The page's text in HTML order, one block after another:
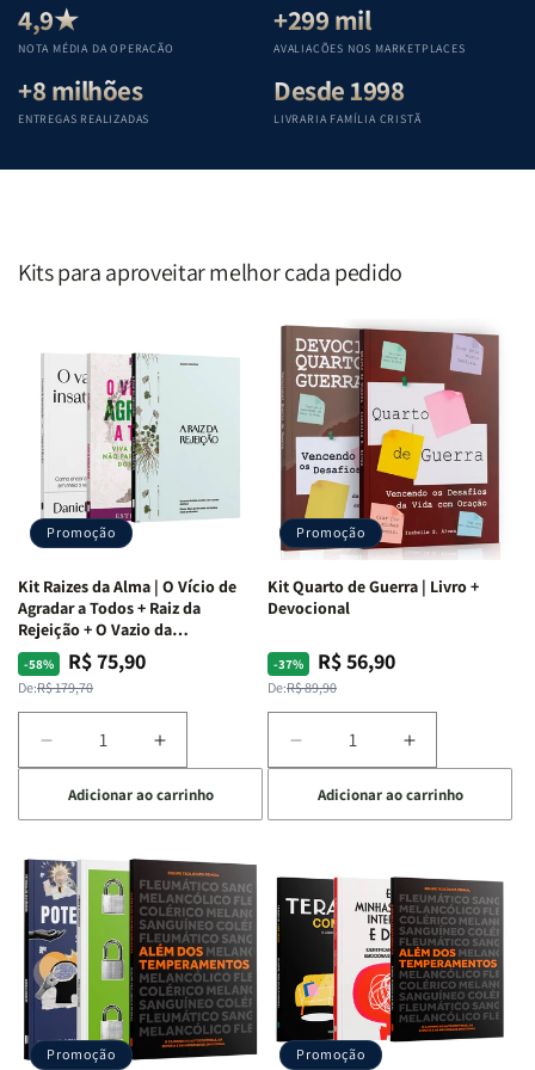
Teológica
Penkal
Penkal
Teológica
Penkal
4,9★
NOTA MÉDIA DA OPERAÇÃO
+299 mil
AVALIAÇÕES NOS MARKETPLACES
+8 milhões
ENTREGAS REALIZADAS
Desde 1998
LIVRARIA FAMÍLIA CRISTÃ
Kits para aproveitar melhor cada pedido
Promoção
Kit Raizes da Alma | O Vício de
Agradar a Todos + Raiz da
Rejeição + O Vazio da
Insatisfação.
-58%
Preço
normal
De:R$ 179,70
Preço
promocional
R$ 75,90
Diminuir
a
quantidade
de
Raizes
da
Alma
|
O
Vício
Agradar
Aumentar
a
quantidade
de
Raizes
da
Alma
|
O
Vício
de
Agradar
Adicionar ao carrinho
Promoção
Kit Quarto de Guerra | Livro +
Devocional
-37%
Preço
normal
De:R$ 89,90
Preço
promocional
R$ 56,90
Diminuir
a
quantidade
de
Quarto
de
Guerra
Livro
+
Devocional
Aumentar
a
quantidade
de
Quarto
de
Guerra
|
Livro
+
Devocional
Adicionar ao carrinho
Promoção Promoção